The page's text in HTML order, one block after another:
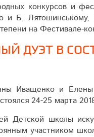
конкурсов и
и Б.
на Фестивале-
ДУЭТ В
Иващенко и
24-25 марта
Детской школы
участником